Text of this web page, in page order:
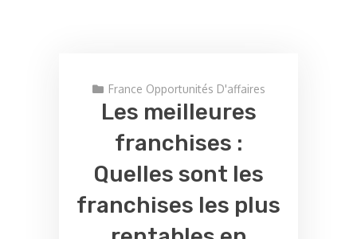
France Opportunités D'affaires
Les meilleures
franchises :
Quelles sont les
franchises les plus